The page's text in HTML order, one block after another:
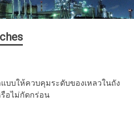
แบบให้ควบคุมระดับของเหลวในถัง
อไม่กัดกร่อน